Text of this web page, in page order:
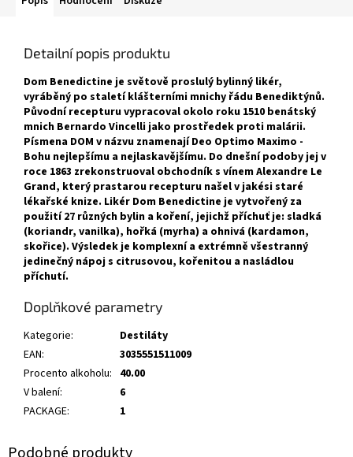
Detailní popis produktu
Dom Benedictine je světově proslulý bylinný likér,
vyráběný po staletí klášterními mnichy řádu Benediktýnů.
Původní recepturu vypracoval okolo roku 1510 benátský
mnich Bernardo Vincelli jako prostředek proti malárii.
Písmena DOM v názvu znamenají Deo Optimo Maximo -
Bohu nejlepšímu a nejlaskavějšímu. Do dnešní podoby jej v
roce 1863 zrekonstruoval obchodník s vínem Alexandre Le
Grand, který prastarou recepturu našel v jakési staré
lékařské knize. Likér Dom Benedictine je vytvořený za
použití 27 různých bylin a koření, jejichž příchuť je: sladká
(koriandr, vanilka), hořká (myrha) a ohnivá (kardamon,
skořice). Výsledek je komplexní a extrémně všestranný
jedinečný nápoj s citrusovou, kořenitou a nasládlou
příchutí.
Doplňkové parametry
Kategorie:
Destiláty
EAN:
3035551511009
Procento alkoholu: 40.00
V balení:
6
PACKAGE: 1